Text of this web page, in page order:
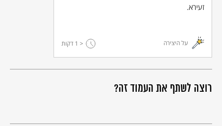
רוצה לשתף את העמוד זה?
זעירא.
על היצירה < 1 דקות